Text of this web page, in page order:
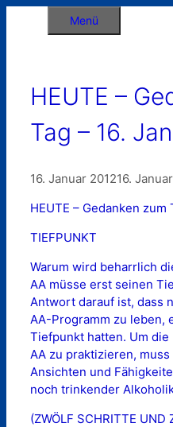
Menü
HEUTE –
Tag – 16.
16. Januar 201216.
HEUTE – Gedanken zum
TIEFPUNKT
Warum wird beharrlich
AA müsse erst seinen
Antwort darauf ist, dass
AA-Programm zu leben,
Tiefpunkt hatten. Um
AA zu praktizieren,
Ansichten und
noch trinkender
(ZWÖLF SCHRITTE UND